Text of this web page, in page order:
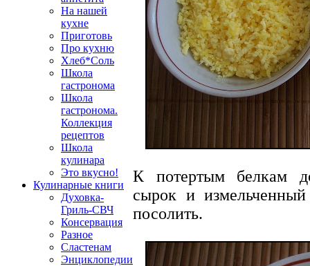
На нашей
кухне
Приготовь
Про кухню
Хлеб*Соль
Школа
гастронома
Школа
гастронома.
Коллекция
рецептов
Школа
кулинара
Это вкусно!
Кулинарные книги
Духовка-
Гриль-СВЧ
Консервация
Разное
Сластенам
Энциклопедии
К потертым белкам
сырок и
посолить.